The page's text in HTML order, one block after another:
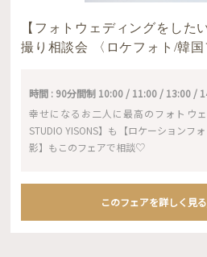
【フォトウェディングをした
撮り相談会 〈ロケフォト/韓国
時間 : 90分間制 10:00 / 11:00 / 13:00 /
幸せになるお二人に最高のフォトウ
STUDIO YISONS】も【ロケーションフ
影】もこのフェアで相談♡
このフェアを詳しく見